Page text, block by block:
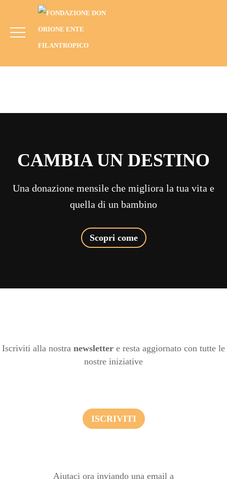
5×1000 Rendiconto 2021 Maputo 01
HOME
5×1000 RENDICONTO 2021 MAPUTO 01
CAMBIA UN DESTINO
Una donazione mensile che migliora la tua vita e
quella di un bambino
Scopri come
Iscriviti alla nostra newsletter e resta aggiornato con tutte le
nostre iniziative
ISCRIVITI
Aiutaci ora inviando una email a